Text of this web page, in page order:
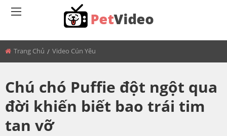
Trang Chủ Video Cún Yêu
Chú chó Puffie đột ngột qua
đời khiến biết bao trái tim
tan vỡ